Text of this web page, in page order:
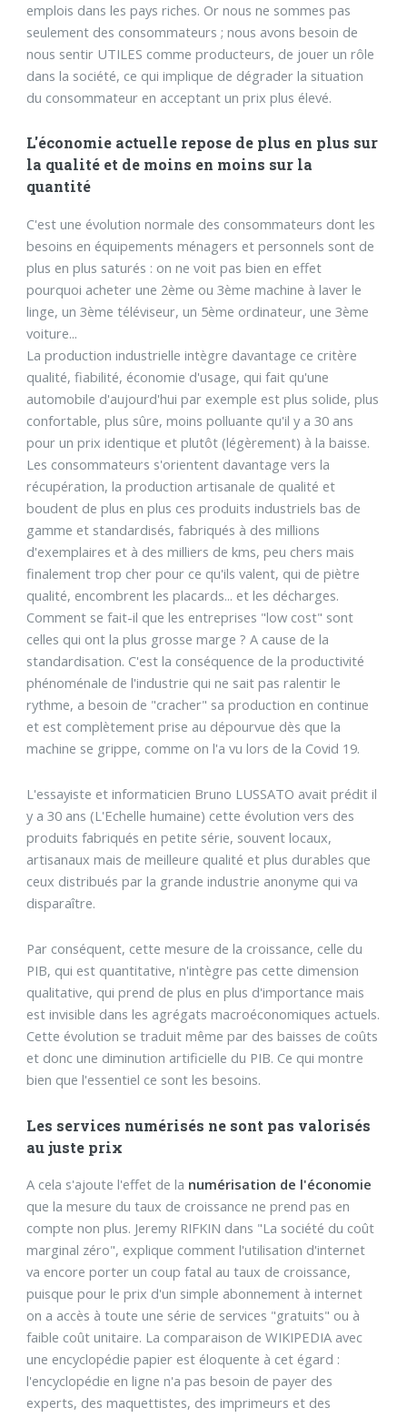
emplois dans les pays riches. Or nous ne sommes pas
seulement des consommateurs ; nous avons besoin de
nous sentir UTILES comme producteurs, de jouer un rôle
dans la société, ce qui implique de dégrader la situation
du consommateur en acceptant un prix plus élevé.
L'économie actuelle repose de plus en plus sur
la qualité et de moins en moins sur la
quantité
C'est une évolution normale des consommateurs dont les
besoins en équipements ménagers et personnels sont de
plus en plus saturés : on ne voit pas bien en effet
pourquoi acheter une 2ème ou 3ème machine à laver le
linge, un 3ème téléviseur, un 5ème ordinateur, une 3ème
voiture...
La production industrielle intègre davantage ce critère
qualité, fiabilité, économie d'usage, qui fait qu'une
automobile d'aujourd'hui par exemple est plus solide, plus
confortable, plus sûre, moins polluante qu'il y a 30 ans
pour un prix identique et plutôt (légèrement) à la baisse.
Les consommateurs s'orientent davantage vers la
récupération, la production artisanale de qualité et
boudent de plus en plus ces produits industriels bas de
gamme et standardisés, fabriqués à des millions
d'exemplaires et à des milliers de kms, peu chers mais
finalement trop cher pour ce qu'ils valent, qui de piètre
qualité, encombrent les placards... et les décharges.
Comment se fait-il que les entreprises "low cost" sont
celles qui ont la plus grosse marge ? A cause de la
standardisation. C'est la conséquence de la productivité
phénoménale de l'industrie qui ne sait pas ralentir le
rythme, a besoin de "cracher" sa production en continue
et est complètement prise au dépourvue dès que la
machine se grippe, comme on l'a vu lors de la Covid 19.
L'essayiste et informaticien Bruno LUSSATO avait prédit il
y a 30 ans (L'Echelle humaine) cette évolution vers des
produits fabriqués en petite série, souvent locaux,
artisanaux mais de meilleure qualité et plus durables que
ceux distribués par la grande industrie anonyme qui va
disparaître.
Par conséquent, cette mesure de la croissance, celle du
PIB, qui est quantitative, n'intègre pas cette dimension
qualitative, qui prend de plus en plus d'importance mais
est invisible dans les agrégats macroéconomiques actuels.
Cette évolution se traduit même par des baisses de coûts
et donc une diminution artificielle du PIB. Ce qui montre
bien que l'essentiel ce sont les besoins.
Les services numérisés ne sont pas valorisés
au juste prix
A cela s'ajoute l'effet de la numérisation de l'économie
que la mesure du taux de croissance ne prend pas en
compte non plus. Jeremy RIFKIN dans "La société du coût
marginal zéro", explique comment l'utilisation d'internet
va encore porter un coup fatal au taux de croissance,
puisque pour le prix d'un simple abonnement à internet
on a accès à toute une série de services "gratuits" ou à
faible coût unitaire. La comparaison de WIKIPEDIA avec
une encyclopédie papier est éloquente à cet égard :
l'encyclopédie en ligne n'a pas besoin de payer des
experts, des maquettistes, des imprimeurs et des